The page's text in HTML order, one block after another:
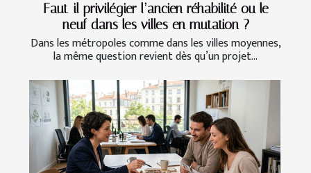
Faut-il privilégier l’ancien réhabilité ou le
neuf dans les villes en mutation ?
Dans les métropoles comme dans les villes moyennes,
la même question revient dès qu’un projet...